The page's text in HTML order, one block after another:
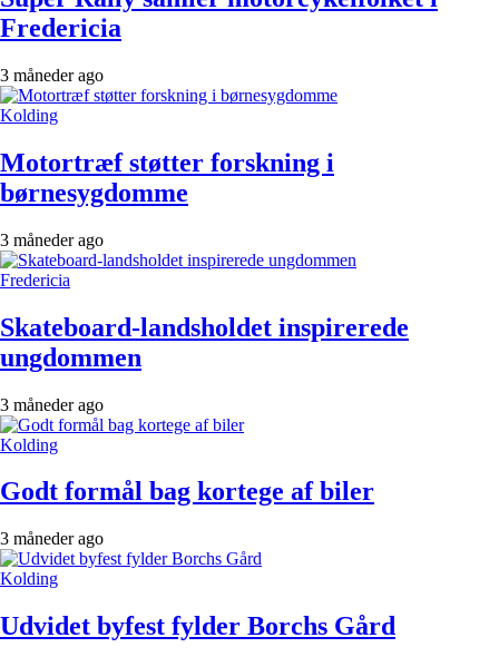
Fredericia
3 måneder ago
Kolding
Motortræf støtter forskning i
børnesygdomme
3 måneder ago
Fredericia
Skateboard-landsholdet inspirerede
ungdommen
3 måneder ago
Kolding
Godt formål bag kortege af biler
3 måneder ago
Kolding
Udvidet byfest fylder Borchs Gård